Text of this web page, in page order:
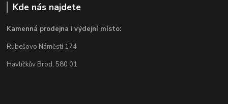
Kde nás najdete
Kamenná prodejna i výdejní místo:
Rubešovo Náměstí 174
Havlíčkův Brod, 580 01